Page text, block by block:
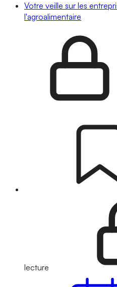
Votre veille sur les
l'agroalimentaire
lecture